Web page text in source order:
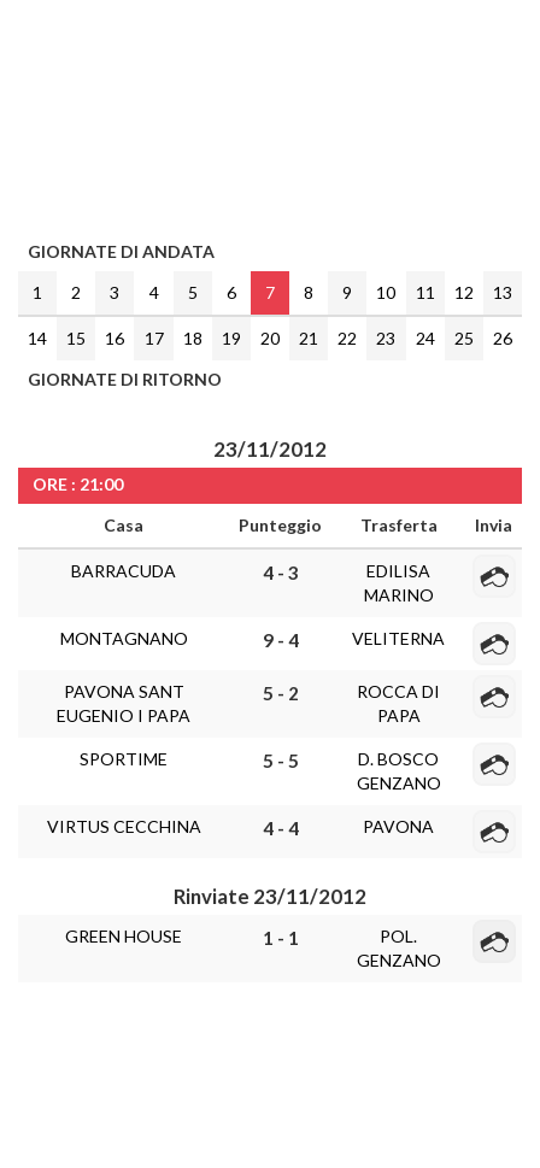
GIORNATE DI ANDATA
1
2 3 4 5 6 7 8 9 10 11 12 13
14 15 16 17 18 19 20 21 22 23 24 25
26
GIORNATE DI RITORNO
23/11/2012
ORE : 21:00
Casa
Punteggio Trasferta Invia
BARRACUDA 4 - 3
EDILISA
MARINO
MONTAGNANO 9 - 4 VELITERNA
PAVONA SANT
EUGENIO I PAPA
5 - 2
ROCCA DI
PAPA
SPORTIME 5 - 5
D. BOSCO
GENZANO
VIRTUS CECCHINA 4 - 4 PAVONA
Rinviate 23/11/2012
GREEN HOUSE 1 - 1
POL.
GENZANO